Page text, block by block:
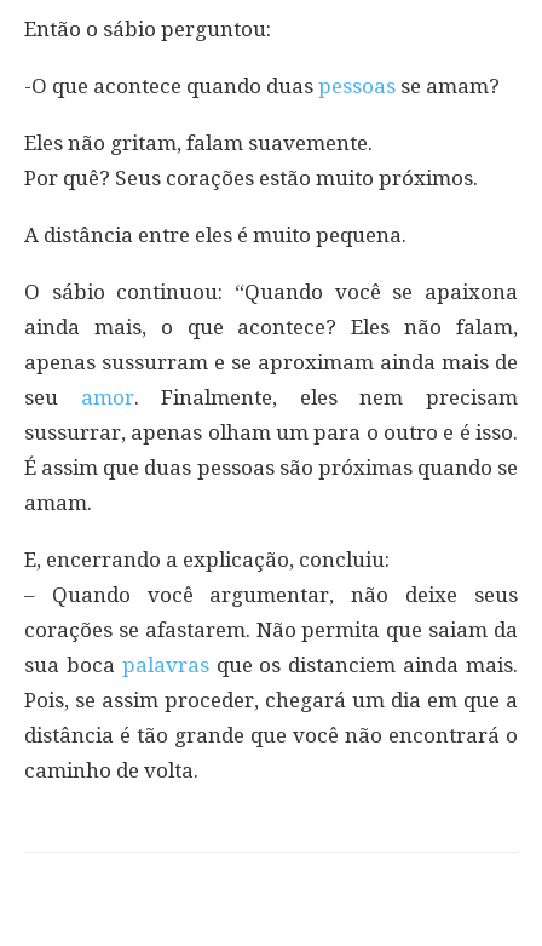
Então o sábio perguntou:
-O que acontece quando duas pessoas se amam?
Eles não gritam, falam suavemente.
Por quê? Seus corações estão muito próximos.
A distância entre eles é muito pequena.
O sábio continuou: “Quando você se apaixona
ainda mais, o que acontece? Eles não falam,
apenas sussurram e se aproximam ainda mais de
seu amor. Finalmente, eles nem precisam
sussurrar, apenas olham um para o outro e é isso.
É assim que duas pessoas são próximas quando se
amam.
E, encerrando a explicação, concluiu:
– Quando você argumentar, não deixe seus
corações se afastarem. Não permita que saiam da
sua boca palavrasque os distanciem ainda mais.
Pois, se assim proceder, chegará um dia em que a
distância é tão grande que você não encontrará o
caminho de volta.